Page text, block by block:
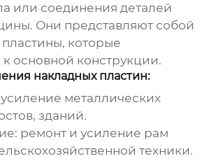
или соединения деталей
Они представляют собой
которые
основной конструкции.
накладных пластин:
металлических
зданий.
ремонт и усиление рам
техники.